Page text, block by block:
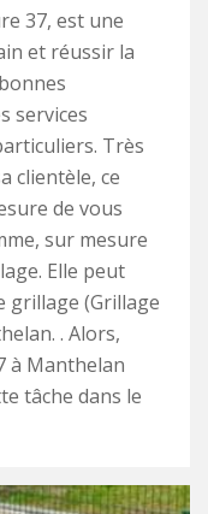
37, est une
et réussir la
services
Très
clientèle, ce
de vous
sur mesure
Elle peut
grillage (Grillage
. Alors,
à Manthelan
tâche dans le